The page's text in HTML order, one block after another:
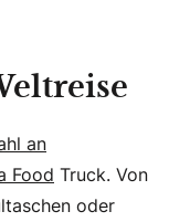
an
Food Truck. Von
oder